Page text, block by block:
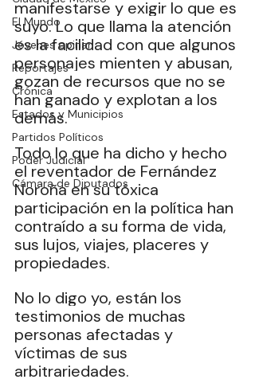
El Mundo
Jóvenes opinan
Reportajes
Crónica
Estados y Municipios
Partidos Políticos
Poder Judicial
Cámara de Diputados
manifestarse y exigir lo que es
suyo. Lo que llama la atención
es la facilidad con que algunos
personajes mienten y abusan,
gozan de recursos que no se
han ganado y explotan a los
demás.
Todo lo que ha dicho y hecho
el reventador de Fernández
Noroña en su tóxica
participación en la política han
contraído a su forma de vida,
sus lujos, viajes, placeres y
propiedades.
No lo digo yo, están los
testimonios de muchas
personas afectadas y
víctimas de sus
arbitrariedades.